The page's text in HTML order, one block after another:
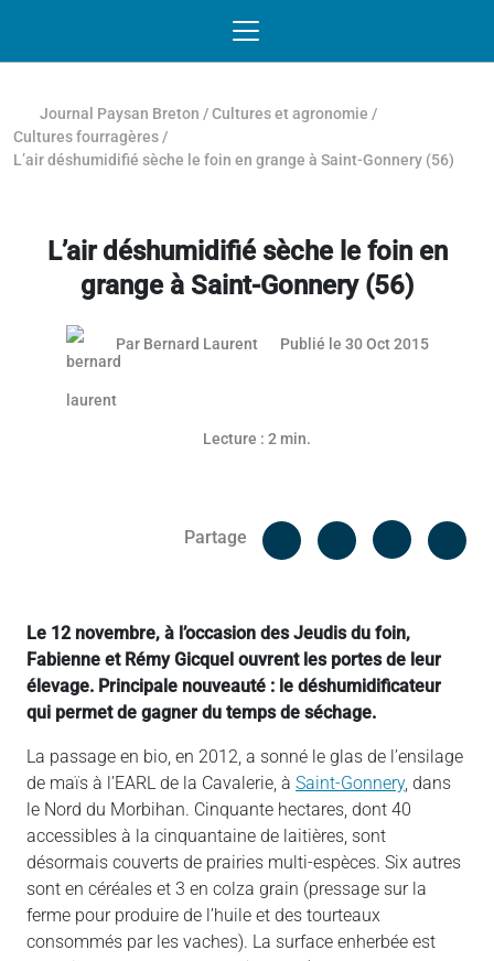
Journal Paysan Breton /Cultures et agronomie /
Cultures fourragères /
L’air déshumidifié sèche le foin en grange à Saint-Gonnery (56)
L’air déshumidifié sèche le foin en
grange à Saint-Gonnery (56)
Par Bernard Laurent Publié le 30 Oct 201503 mai
Lecture : 2 min.
Partage
Facebook
Le 12 novembre, à l’occasion des Jeudis du foin,
Fabienne et Rémy Gicquel ouvrent les portes de leur
élevage. Principale nouveauté : le déshumidificateur
qui permet de gagner du temps de séchage.
La passage en bio, en 2012, a sonné le glas de l’ensilage
de maïs à l’EARL de la Cavalerie, à Saint-Gonnery, dans
le Nord du Morbihan. Cinquante hectares, dont 40
accessibles à la cinquantaine de laitières, sont
désormais couverts de prairies multi-espèces. Six autres
sont en céréales et 3 en colza grain (pressage sur la
ferme pour produire de l’huile et des tourteaux
consommés par les vaches). La surface enherbée est